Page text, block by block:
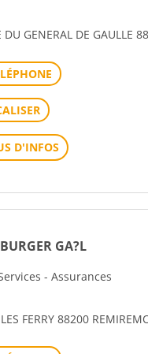
DU GENERAL DE GAULLE
D'INFOS
GA?L
- Assurances
FERRY 88200